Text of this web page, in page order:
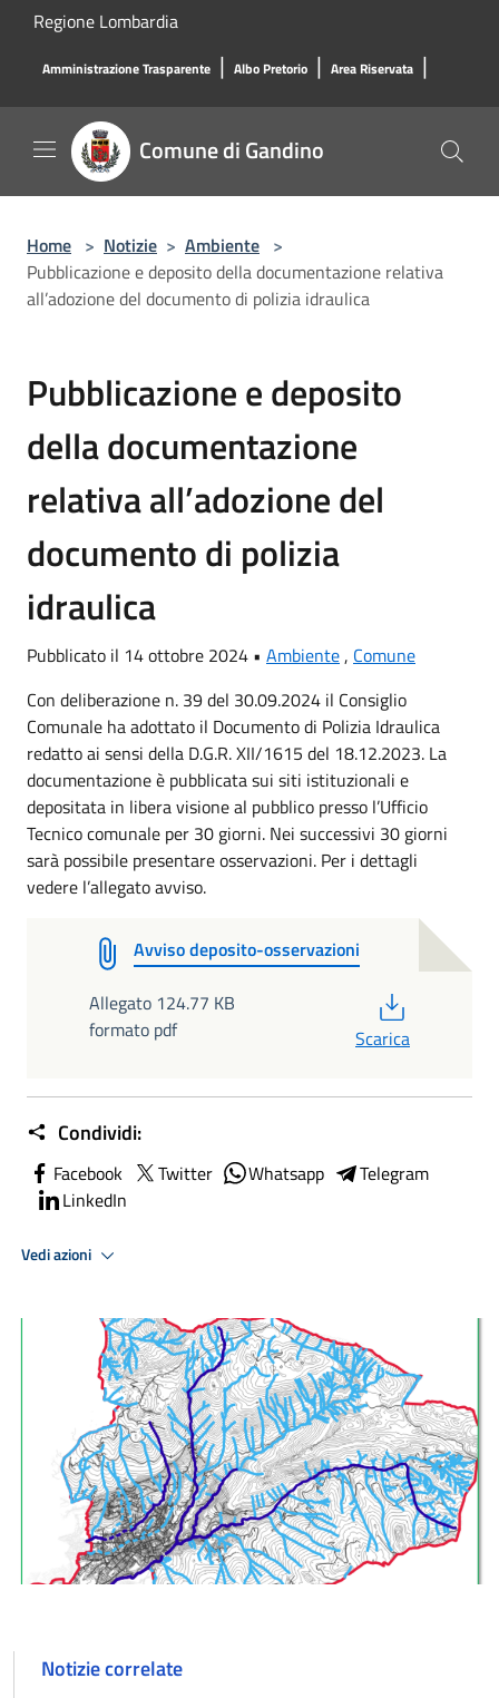
Salta al contenuto principale
Regione Lombardia
Amministrazione Trasparente | Albo Pretorio | Area Riservata |
Comune di Gandino
Home > Notizie > Ambiente >
Pubblicazione e deposito della documentazione relativa
all’adozione del documento di polizia idraulica
Pubblicazione e deposito
della documentazione
relativa all’adozione del
documento di polizia
idraulica
Pubblicato il 14 ottobre 2024 • Ambiente, Comune
Con deliberazione n. 39 del 30.09.2024 il Consiglio
Comunale ha adottato il Documento di Polizia Idraulica
redatto ai sensi della D.G.R. XII/1615 del 18.12.2023. La
documentazione è pubblicata sui siti istituzionali e
depositata in libera visione al pubblico presso l’Ufficio
Tecnico comunale per 30 giorni. Nei successivi 30 giorni
sarà possibile presentare osservazioni. Per i dettagli
vedere l’allegato avviso.
Avviso deposito-osservazioni
Allegato 124.77 KB
formato pdf
Scarica
Condividi:
Facebook Twitter Whatsapp
Telegram
LinkedIn
Vedi azioni
Notizie correlate